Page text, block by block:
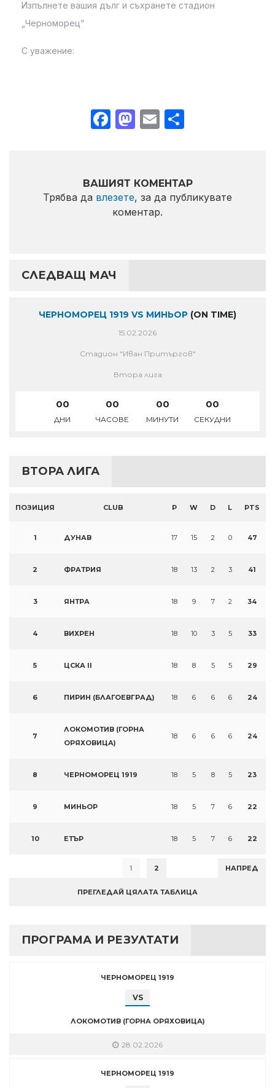
Изпълнете вашия дълг и съхранете стадион
„Черноморец“
С уважение:
Facebook
Mastodon
Email
ВАШИЯТ КОМЕНТАР
Трябва да влезете, за да публикувате
коментар.
СЛЕДВАЩ МАЧ
ЧЕРНОМОРЕЦ 1919 VS МИНЬОР (ON TIME)
15.02.2026
Стадион "Иван Притъргов"
Втора лига
00
ДНИ
00
ЧАСОВЕ
00
МИНУТИ
00
СЕКУДНИ
ВТОРА ЛИГА
ПОЗИЦИЯ CLUB P W D L PTS
1 ДУНАВ 17 15 2 0 47
2 ФРАТРИЯ 18 13 2 3 41
3 ЯНТРА 18 9 7 2 34
4 ВИХРЕН 18 10 3 5 33
5 ЦСКА II 18 8 5 5 29
6 ПИРИН (БЛАГОЕВГРАД) 18 6 6 6 24
7
ЛОКОМОТИВ (ГОРНА
ОРЯХОВИЦА)
18 6 6 6 24
8 ЧЕРНОМОРЕЦ 1919 18 5 8 5 23
9 МИНЬОР 18 5 7 6 22
10 ЕТЪР 18 5 7 6 22
1 2 НАПРЕД
ПРЕГЛЕДАЙ ЦЯЛАТА ТАБЛИЦА
ПРОГРАМА И РЕЗУЛТАТИ
ЧЕРНОМОРЕЦ 1919
VS
ЛОКОМОТИВ (ГОРНА ОРЯХОВИЦА)
28.02.2026
ЧЕРНОМОРЕЦ 1919